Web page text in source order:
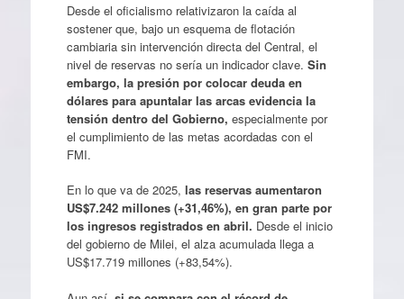
Desde el oficialismo relativizaron la caída al
sostener que, bajo un esquema de flotación
cambiaria sin intervención directa del Central, el
nivel de reservas no sería un indicador clave. Sin
embargo, la presión por colocar deuda en
dólares para apuntalar las arcas evidencia la
tensión dentro del Gobierno, especialmente por
el cumplimiento de las metas acordadas con el
FMI.
En lo que va de 2025, las reservas aumentaron
US$7.242 millones (+31,46%), en gran parte por
los ingresos registrados en abril. Desde el inicio
del gobierno de Milei, el alza acumulada llega a
US$17.719 millones (+83,54%).